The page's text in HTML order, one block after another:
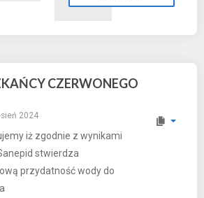
CZERWONEGO
2024
iż zgodnie z wynikami
stwierdza
przydatność wody do